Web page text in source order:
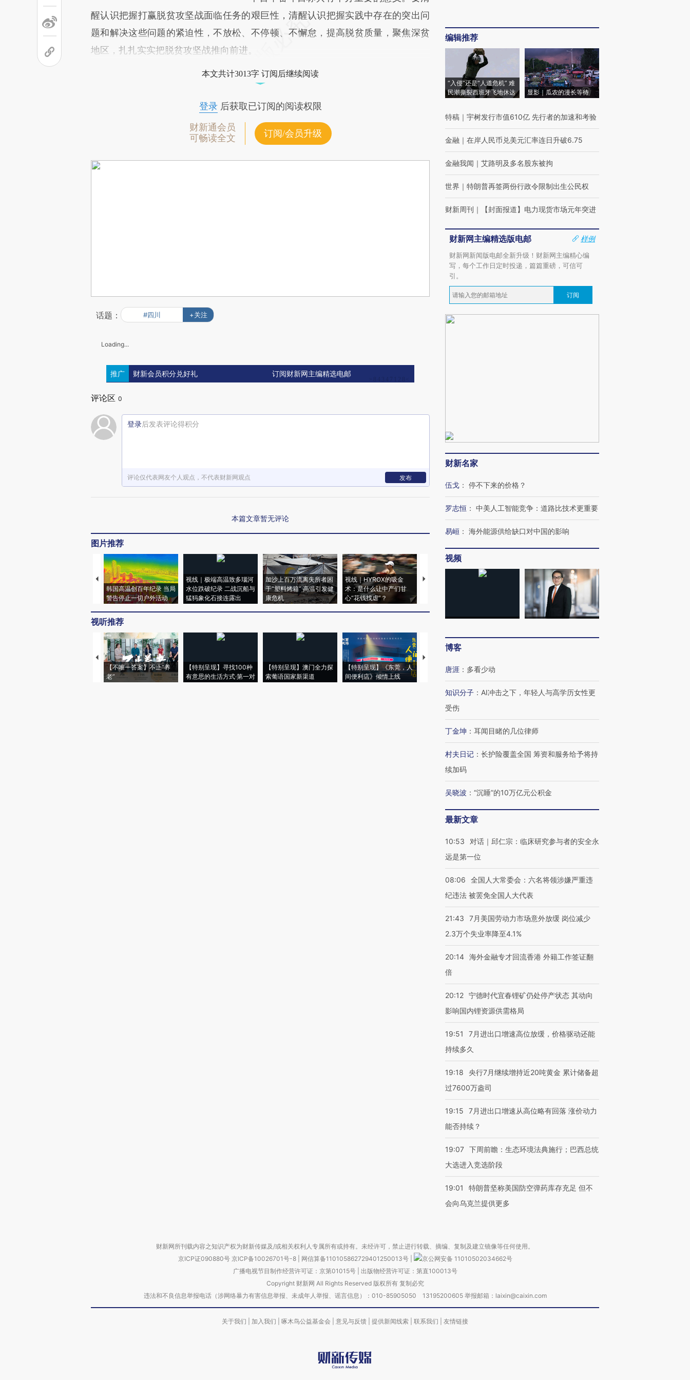
醒认识把握打赢脱贫攻坚战面临任务的艰巨性，清醒认识把握实践中存在的突出问
题和解决这些问题的紧迫性，不放松、不停顿、不懈怠，提高脱贫质量，聚焦深贫
地区，扎扎实实把脱贫攻坚战推向前进。
本文共计3013字 订阅后继续阅读
登录后获取已订阅的阅读权限
财新通会员
可畅读全文
订阅/会员升级
话题： #四川 +关注
Loading...
推广 财新会员积分兑好礼 订阅财新网主编精选电邮
评论区 0
登录后发表评论得积分
评论仅代表网友个人观点，不代表财新网观点 发布
本篇文章暂无评论
图片推荐
韩国高温创百年纪录 当局
警告停止一切户外活动
视线｜极端高温致多瑙河
水位跌破纪录 二战沉船与
猛犸象化石接连露出
加沙上百万流离失所者困
于“塑料烤箱” 高温引发健
康危机
视线｜HYROX的吸金
术：是什么让中产们甘
心“花钱找虐”？
马航飞行员跨国走私7万
视线｜被称为“蟑螂”的印
度Z世代 用街头抗争将教
育部长拱下台
视线｜“入侵”还是“人道危
机”？难民潮撕裂西班牙
飞地休达
视听推荐
【不唯一答案】不止“养
老”
【特别呈现】寻找100种
有意思的生活方式·第一对
【特别呈现】澳门全力探
索葡语国家新渠道
【特别呈现】《东莞，人
间便利店》倾情上线
【推广】走进第四届链博
会，让数智科技“链”接产
编辑推荐
“入侵”还是“人道危机” 难
民潮撕裂西班牙飞地休达
显影｜瓜农的漫长等待
特稿 ｜ 宇树发行市值610亿 先行者的加速和考验
金融 ｜ 在岸人民币兑美元汇率连日升破6.75
金融我闻 ｜ 艾路明及多名股东被拘
世界 ｜ 特朗普再签两份行政令限制出生公民权
财新周刊 ｜ 【封面报道】电力现货市场元年突进
财新网主编精选版电邮
样例
财新网新闻版电邮全新升级！财新网主编精心编
写，每个工作日定时投递，篇篇重磅，可信可
引。
订阅
财新名家
伍戈 ： 停不下来的价格？
罗志恒 ： 中美人工智能竞争：道路比技术更重要
易峘 ： 海外能源供给缺口对中国的影响
视频
博客
唐涯 ： 多看少动
知识分子 ： AI冲击之下，年轻人与高学历女性更
受伤
丁金坤 ： 耳闻目睹的几位律师
村夫日记 ： 长护险覆盖全国 筹资和服务给予将持
续加码
吴晓波 ： “沉睡”的10万亿元公积金
最新文章
10:53
对话｜邱仁宗：临床研究参与者的安全永
远是第一位
08:06
全国人大常委会：六名将领涉嫌严重违
纪违法 被罢免全国人大代表
21:43
7月美国劳动力市场意外放缓 岗位减少
2.3万个失业率降至4.1%
20:14 海外金融专才回流香港 外籍工作签证翻
倍
20:12 宁德时代宜春锂矿仍处停产状态 其动向
影响国内锂资源供需格局
19:51
7月进出口增速高位放缓，价格驱动还能
持续多久
19:18
央行7月继续增持近20吨黄金 累计储备超
过7600万盎司
19:15
7月进出口增速从高位略有回落 涨价动力
能否持续？
19:07 下周前瞻：生态环境法典施行；巴西总统
大选进入竞选阶段
19:01
特朗普坚称美国防空弹药库存充足 但不
会向乌克兰提供更多
财新网所刊载内容之知识产权为财新传媒及/或相关权利人专属所有或持有。未经许可，禁止进行转载、摘编、复制及建立镜像等任何使用。
京ICP证090880号 京ICP备10026701号-8 网信算备110105862729401250013号
京公网安备 11010502034662号
广播电视节目制作经营许可证：京第01015号| 出版物经营许可证：第直100013号
Copyright 财新网 All Rights Reserved 版权所有 复制必究
违法和不良信息举报电话（涉网络暴力有害信息举报、未成年人举报、谣言信息）：010-85905050 13195200605 举报邮箱：laixin@caixin.com
关于我们 加入我们 啄木鸟公益基金会 意见与反馈 提供新闻线索 联系我们 友情链接